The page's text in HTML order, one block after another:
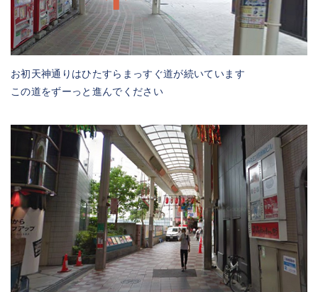
お初天神通りはひたすらまっすぐ道が続いています
この道をずーっと進んでください